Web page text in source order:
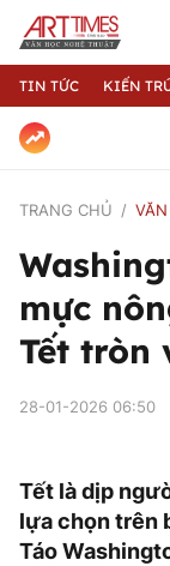
TIN TỨC KIẾN
TRANG CHỦ
mực
Tết tròn
28-01-2026 06:50
Tết là dịp
lựa chọn trên
Táo